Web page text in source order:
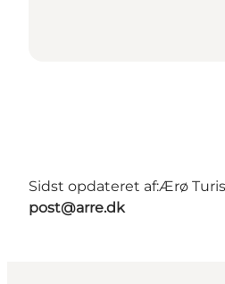
Sidst opdateret af:Ærø
post@arre.dk